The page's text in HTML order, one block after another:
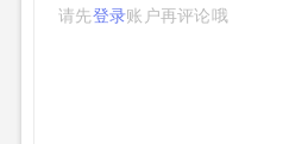
请先登录账户再评论哦